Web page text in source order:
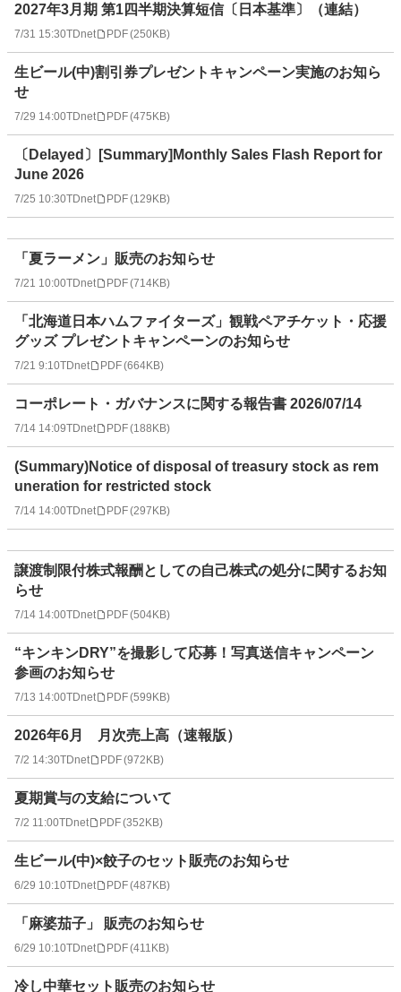
2027年3月期 第1四半期決算短信〔日本基準〕（連結）
7/31 15:30TDnet PDF(250KB)
生ビール(中)割引券プレゼントキャンペーン実施のお知ら
せ
7/29 14:00TDnet PDF(475KB)
〔Delayed〕[Summary]Monthly Sales Flash Report for
June 2026
7/25 10:30TDnet PDF(129KB)
「夏ラーメン」販売のお知らせ
7/21 10:00TDnet PDF(714KB)
「北海道日本ハムファイターズ」観戦ペアチケット・応援
グッズ プレゼントキャンペーンのお知らせ
7/21 9:10TDnet PDF(664KB)
コーポレート・ガバナンスに関する報告書 2026/07/14
7/14 14:09TDnet PDF(188KB)
(Summary)Notice of disposal of treasury stock as rem
uneration for restricted stock
7/14 14:00TDnet PDF(297KB)
譲渡制限付株式報酬としての自己株式の処分に関するお知
らせ
7/14 14:00TDnet PDF(504KB)
“キンキンDRY”を撮影して応募！写真送信キャンペーン
参画のお知らせ
7/13 14:00TDnet PDF(599KB)
2026年6月 月次売上高（速報版）
7/2 14:30TDnet PDF(972KB)
夏期賞与の支給について
7/2 11:00TDnet PDF(352KB)
生ビール(中)×餃子のセット販売のお知らせ
6/29 10:10TDnet PDF(487KB)
「麻婆茄子」 販売のお知らせ
6/29 10:10TDnet PDF(411KB)
冷し中華セット販売のお知らせ